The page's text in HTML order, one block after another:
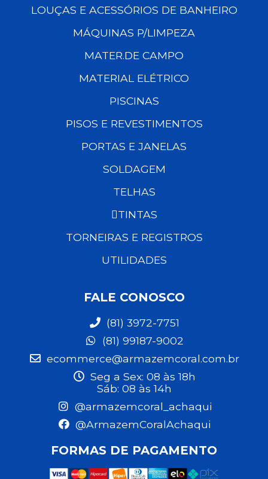
LOUÇAS E ACESSÓRIOS DE BANHEIRO
MÁQUINAS P/LIMPEZA
MATER.DE CAMPO
MATERIAL ELÉTRICO
PISCINAS
PISOS E REVESTIMENTOS
PORTAS E JANELAS
SOLDAGEM
TELHAS
TINTAS
TORNEIRAS E REGISTROS
UTILIDADES
FALE CONOSCO
(81) 3972-7751
(81) 99187-9002
ecommerce@armazemcoral.com.br
Seg a Sex: 08 às 18h
Sáb: 08 às 14h
@armazemcoral_achaqui
@ArmazemCoralAchaqui
FORMAS DE PAGAMENTO